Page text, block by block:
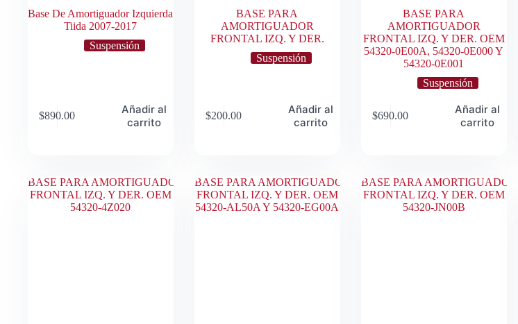
Base De Amortiguador Izquierda
Tiida 2007-2017
Suspensión
$890.00
Añadir al
carrito
BASE PARA
AMORTIGUADOR
FRONTAL IZQ. Y DER.
Suspensión
$200.00
Añadir al
carrito
BASE PARA
AMORTIGUADOR
FRONTAL IZQ. Y DER. OEM
54320-0E00A, 54320-0E000 Y
54320-0E001
Suspensión
$690.00
Añadir al
carrito